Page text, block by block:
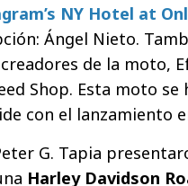
NY Hotel at
Ángel Nieto.
de la moto,
Shop. Esta moto
con el lanzamiento
G. Tapia
Harley Davidson